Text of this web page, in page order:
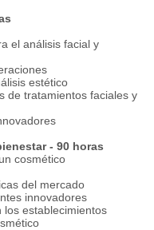
el análisis facial y
estético
de tratamientos faciales y
- 90 horas
cosmético
del mercado
innovadores
establecimientos